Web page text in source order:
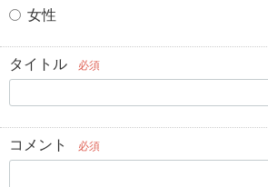
女性
タイトル 必須
コメント 必須